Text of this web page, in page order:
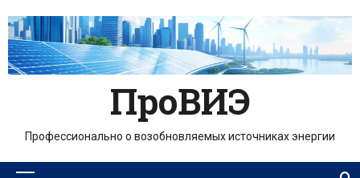
содержимому
ПроВИЭ
Профессионально о возобновляемых источниках энергии